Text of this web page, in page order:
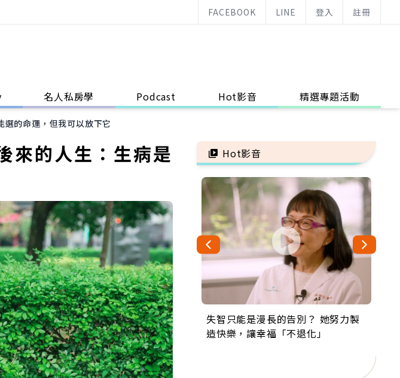
FACEBOOK LINE 登入 註冊
名人私房學 Podcast Hot影音 精選專題活動
的命運，但我可以放下它
來的人生：生病是
Hot影音
失智只能是漫長的告別？ 她努力製
造快樂，讓幸福「不退化」
來自剛果的巧克力神父 為台灣奉獻
36年 「台灣是我的家，我連作夢都
63歲卸矽谷副總、搬回台灣找快
樂！「蛋黃哥小丑」走進安養院，
104歲打破金氏世界紀錄 成為全球
最年長羽球選手，分享長壽的秘密
事業巔峰他選擇追夢…黑手阿伯拉
小提琴還登上小巨蛋！連CNN都大